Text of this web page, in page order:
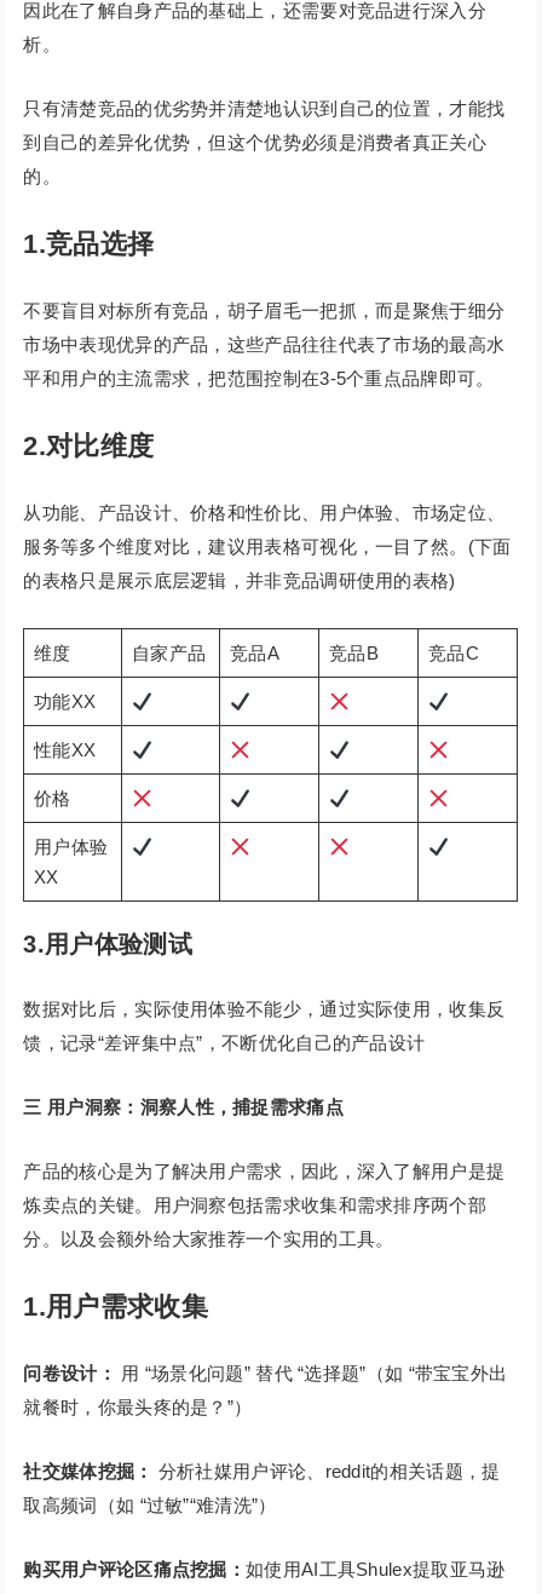
因此在了解自身产品的基础上，还需要对竞品进行深入分
析。
只有清楚竞品的优劣势并清楚地认识到自己的位置，才能找
到自己的差异化优势，但这个优势必须是消费者真正关心
的。
1.竞品选择
不要盲目对标所有竞品，胡子眉毛一把抓，而是聚焦于细分
市场中表现优异的产品，这些产品往往代表了市场的最高水
平和用户的主流需求，把范围控制在3-5个重点品牌即可。
2.对比维度
从功能、产品设计、价格和性价比、用户体验、市场定位、
服务等多个维度对比，建议用表格可视化，一目了然。(下面
的表格只是展示底层逻辑，并非竞品调研使用的表格)
维度 自家产品 竞品A 竞品B 竞品C
功能XX
性能XX
价格
用户体验
XX
3.用户体验测试
数据对比后，实际使用体验不能少，通过实际使用，收集反
馈，记录“差评集中点”，不断优化自己的产品设计
三 用户洞察：洞察人性，捕捉需求痛点
产品的核心是为了解决用户需求，因此，深入了解用户是提
炼卖点的关键。用户洞察包括需求收集和需求排序两个部
分。以及会额外给大家推荐一个实用的工具。
1.用户需求收集
问卷设计：
用 “场景化问题” 替代 “选择题”（如 “带宝宝外出
就餐时，你最头疼的是？”）
社交媒体挖掘：
分析社媒用户评论、reddit的相关话题，提
取高频词（如 “过敏”“难清洗”）
购买用户评论区痛点挖掘：如使用AI工具Shulex提取亚马逊